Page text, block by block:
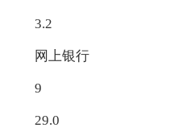
3.2
网上银行
9
29.0